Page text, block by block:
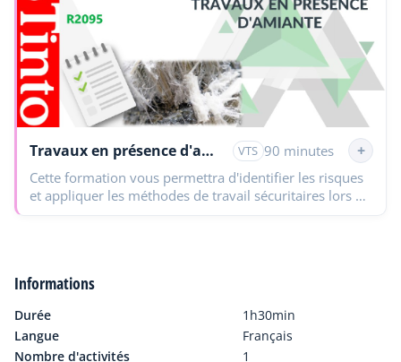
Travaux en présence d'amiante VTS 90 minutes +
Cette formation vous permettra d'identifier les risques
et appliquer les méthodes de travail sécuritaires lors de
Informations
Durée
1h30min
Langue
Français
Nombre d'activités
1